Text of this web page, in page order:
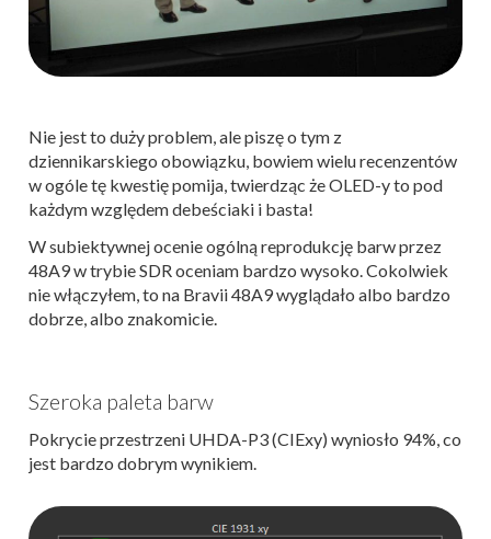
Nie jest to duży problem, ale piszę o tym z
dziennikarskiego obowiązku, bowiem wielu recenzentów
w ogóle tę kwestię pomija, twierdząc że OLED-y to pod
każdym względem debeściaki i basta!
W subiektywnej ocenie ogólną reprodukcję barw przez
48A9 w trybie SDR oceniam bardzo wysoko. Cokolwiek
nie włączyłem, to na Bravii 48A9 wyglądało albo bardzo
dobrze, albo znakomicie.
Szeroka paleta barw
Pokrycie przestrzeni UHDA-P3 (CIExy) wyniosło 94%, co
jest bardzo dobrym wynikiem.